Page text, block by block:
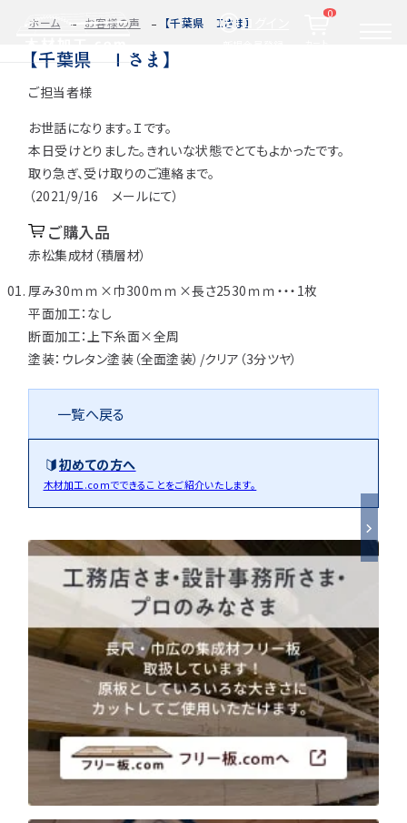
ログイン
0
種類から選ぶ 樹種一覧 用途などから選
取扱木材と選び方
集成材（積層材）
化粧貼り
白ポリ
平面加工 断面加工
木材加工講座 製作工程とこだわり
ご利用ガイド
初めての方へ
ご注文から商品到着までの流れ
お見積もり・ご注文方法について
変更・キャンセル・ 返品・交換について
納期・配送について
送料について
お支払いについて
注意事項とよくある質問
施工・制作事例
施工・制作事例TOP 工場製作事例
棚・収納・ラック カウンター・天板
テーブル・机 オーディオ関連
造作材・枠材 階段
プレート・表札 子ども・孫のためのDIY
アイディア作品・クラフト
会社情報
会社概要 新着情報
カット・塗装のみ
フルオーダー集成材(積層材)
図面をお持ちの方へ 今すぐお見積もり依頼
関連商品
Tel. 0584-33-2070
営業時間 9:00〜17:00（土日祝 定休）
©2025 mokuzaikako.com All Rights Reserved.
ホーム お客様の声 【千葉県 Ｉさま】
【千葉県 Ｉさま】
ご担当者様
お世話になります。Ｉです。
本日受けとりました。きれいな状態でとてもよかったです。
取り急ぎ、受け取りのご連絡まで。
（2021/9/16 メールにて）
ご購入品
赤松集成材（積層材）
厚み30ｍｍ×巾300ｍｍ×長さ2530ｍｍ・・・1枚
平面加工：なし
断面加工：上下糸面×全周
塗装：ウレタン塗装（全面塗装）/クリア（3分ツヤ）
一覧へ戻る
初めての方へ
木材加工.comでできることをご紹介いたします。